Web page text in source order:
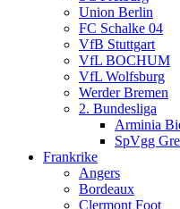
Union Berlin
FC Schalke 04
VfB Stuttgart
VfL BOCHUM
VfL Wolfsburg
Werder Bremen
2. Bundesliga
Arminia
SpVgg
Frankrike
Angers
Bordeaux
Clermont Foot